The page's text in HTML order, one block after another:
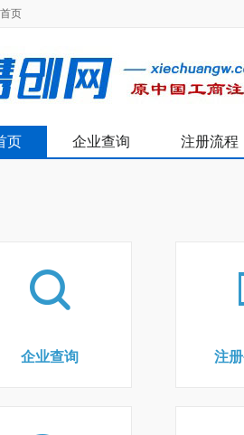
页
页 企业查询 注册流程
企业查询 注